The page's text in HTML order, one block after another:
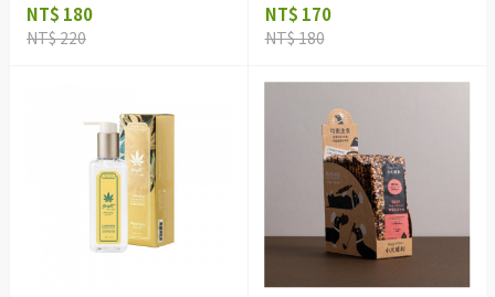
NT$ 180
NT$ 220
NT$ 170
NT$ 180